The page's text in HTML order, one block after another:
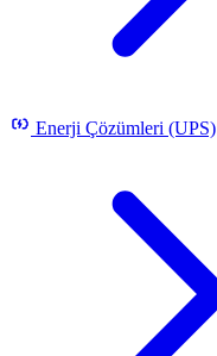
Enerji Çözümleri (UPS)